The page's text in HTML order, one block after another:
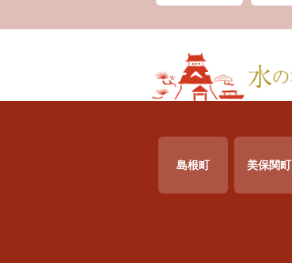
島根町 美保関町